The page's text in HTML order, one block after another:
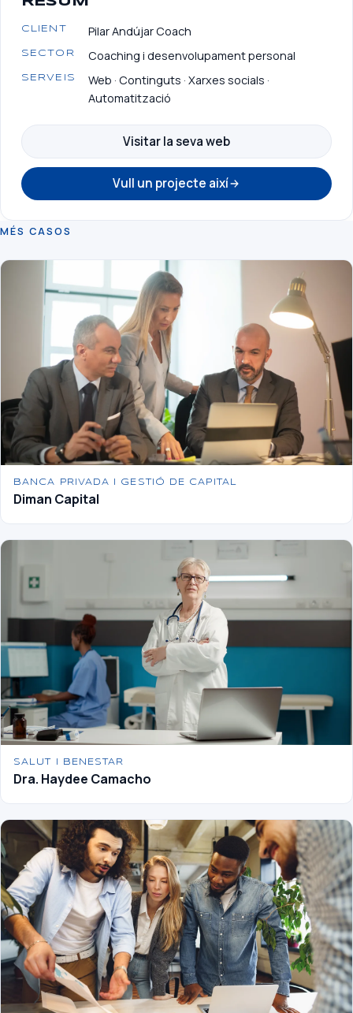
CLIENT Pilar Andújar Coach
SECTOR Coaching i desenvolupament personal
SERVEIS
Web · Continguts · Xarxes socials ·
Automatització
Visitar la seva web
Vull un projecte així
MÉS CASOS
BANCA PRIVADA I GESTIÓ DE CAPITAL
Diman Capital
SALUT I BENESTAR
Dra. Haydee Camacho